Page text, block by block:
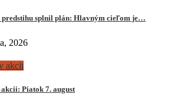
predstihu splnil plán: Hlavným cieľom je…
2026
akcii
Piatok 7. august